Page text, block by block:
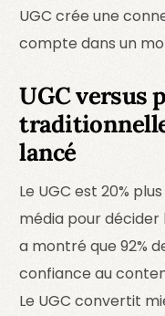
UGC crée une
compte dans un
UGC versus
lancé
Le UGC est 20%
média pour décider
a montré que 92%
confiance au
Le UGC convertit